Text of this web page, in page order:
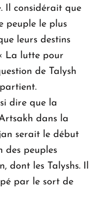
Il considérait que
peuple le plus
leurs destins
La lutte pour
de Talysh
dire que la
dans la
serait le début
des peuples
dont les Talyshs. Il
par le sort de